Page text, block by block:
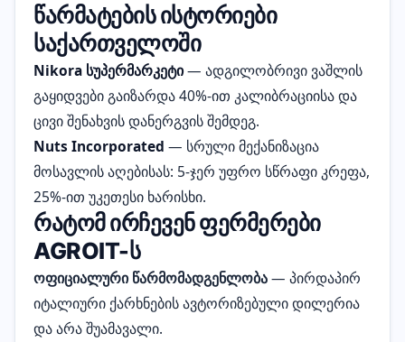
წარმატების ისტორიები
საქართველოში
Nikora სუპერმარკეტი— ადგილობრივი ვაშლის
გაყიდვები გაიზარდა 40%-ით კალიბრაციისა და
ცივი შენახვის დანერგვის შემდეგ.
Nuts Incorporated — სრული მექანიზაცია
მოსავლის აღებისას: 5-ჯერ უფრო სწრაფი კრეფა,
25%-ით უკეთესი ხარისხი.
რატომ ირჩევენ ფერმერები
AGROIT-ს
ოფიციალური წარმომადგენლობა— პირდაპირ
იტალიური ქარხნების ავტორიზებული დილერია
და არა შუამავალი.